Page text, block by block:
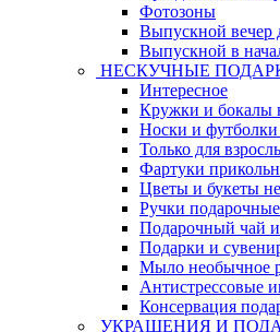
Фотозоны
Выпускной вечер
Выпускной в
НЕСКУЧНЫЕ
Интересное
Кружки и бокалы
Носки и
Только для
Фартуки
Цветы и букеты
Ручки
Подарочный чай и
Подарки и
Мыло необычное
Антистрессовые
Консервация
УКРАШЕНИЯ И